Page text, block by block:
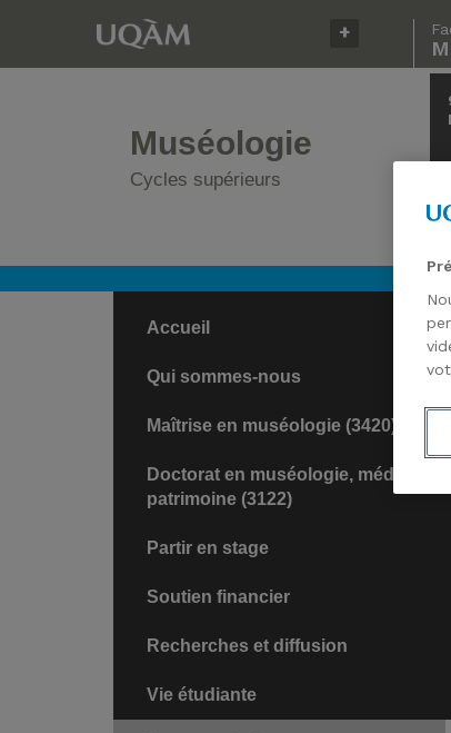
Muséologie
Cycles supérieurs
Accueil
Qui sommes-nous
Maîtrise en muséologie (3420)
Doctorat en muséologie, médiation,
patrimoine (3122)
Partir en stage
Soutien financier
Recherches et diffusion
Vie étudiante